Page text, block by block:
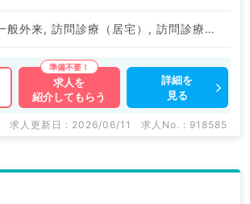
一般外来, 訪問診療（居宅）, 訪問診療（施設）
求人を
紹介してもらう
詳細を
見る
求人更新日 : 2026/06/11 求人No. : 918585